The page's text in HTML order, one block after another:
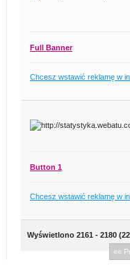
Full Banner
Chcesz wstawić reklamę w
Button 1
Chcesz wstawić reklamę w
Wyświetlono 2161 - 2180
««